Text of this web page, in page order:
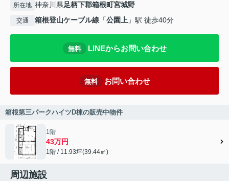
所在地 神奈川県足柄下郡箱根町宮城野
交通 箱根登山ケーブル線 「公園上 」駅 徒歩40分
無料 LINEからお問い合わせ
無料 お問い合わせ
箱根第三パークハイツD棟の販売中物件
1階
43万円
1階 / 11.93坪(39.44㎡)
周辺施設